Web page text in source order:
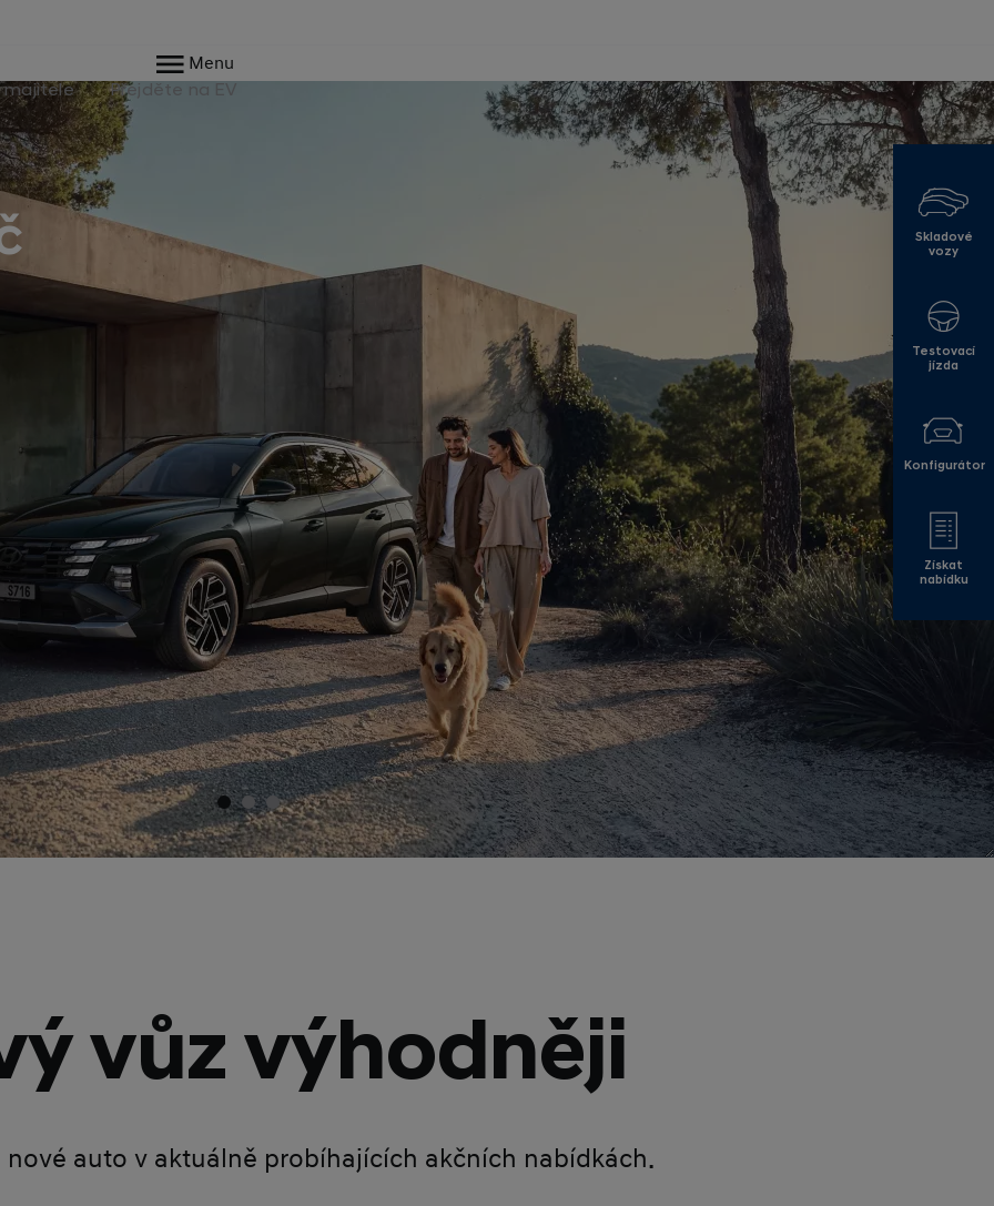
majitele Přejděte na EV
Menu
Skladové
vozy
Testovací
jízda
Konfigurátor
Získat
nabídku
vůz výhodněji
nové auto v aktuálně probíhajících akčních nabídkách.